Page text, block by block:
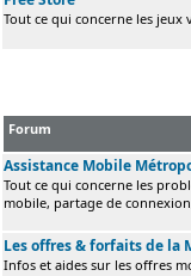
Tout ce qui concerne les jeux
Forum
Assistance Mobile
Tout ce qui concerne les
mobile, partage de
Les offres & forfaits de la
Infos et aides sur les offres